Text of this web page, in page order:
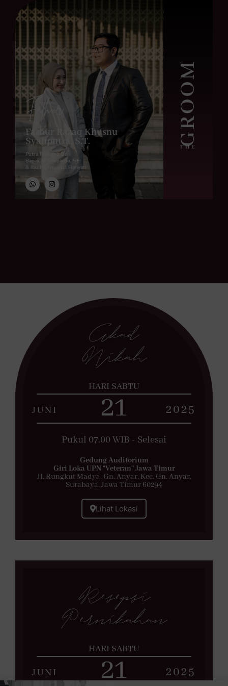
Fathur
Fathur Razaq Khusnu
Syahputra, S.T.
Putra Pertama Dari
Bapak H. Soeparno, S.E.
& Ibu Hj. Khusnul Hariyati
GROOM
THE
Akad
Nikah
HARI SABTU
21 2025
JUNI
Pukul 07.00 WIB - Selesai
Gedung Auditorium
Giri Loka UPN “Veteran” Jawa Timur
Jl. Rungkut Madya, Gn. Anyar, Kec. Gn. Anyar,
Surabaya, Jawa Timur 60294
Lihat Lokasi
Resepsi
Pernikahan
HARI SABTU
21 2025
JUNI